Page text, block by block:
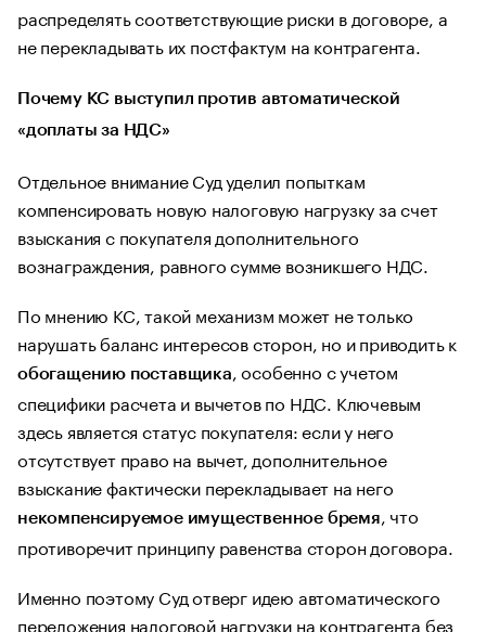
распределять соответствующие риски в договоре, а
не перекладывать их постфактум на контрагента.
Почему КС выступил против автоматической
«доплаты за НДС»
Отдельное внимание Суд уделил попыткам
компенсировать новую налоговую нагрузку за счет
взыскания с покупателя дополнительного
вознаграждения, равного сумме возникшего НДС.
По мнению КС, такой механизм может не только
нарушать баланс интересов сторон, но и приводить к
обогащению поставщика, особенно с учетом
специфики расчета и вычетов по НДС. Ключевым
здесь является статус покупателя: если у него
отсутствует право на вычет, дополнительное
взыскание фактически перекладывает на него
некомпенсируемое имущественное бремя, что
противоречит принципу равенства сторон договора.
Именно поэтому Суд отверг идею автоматического
переложения налоговой нагрузки на контрагента без